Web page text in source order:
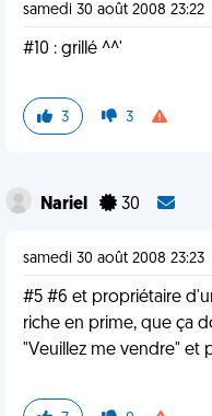
samedi 30 août 2008 23:22
#10 : grillé ^^'
3 3
Nariel 30
samedi 30 août 2008 23:23
#5 #6 et propriétaire
riche en prime, que ça
"Veuillez me vendre" et